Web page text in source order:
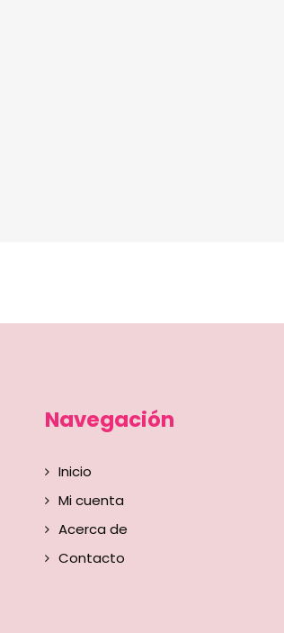
Navegación
Inicio
Mi cuenta
Acerca de
Contacto